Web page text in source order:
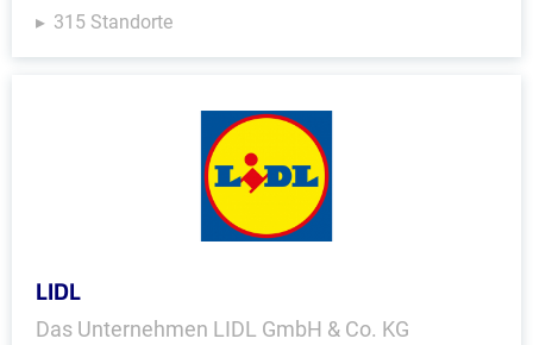
315 Standorte
LIDL
Das Unternehmen LIDL GmbH & Co. KG